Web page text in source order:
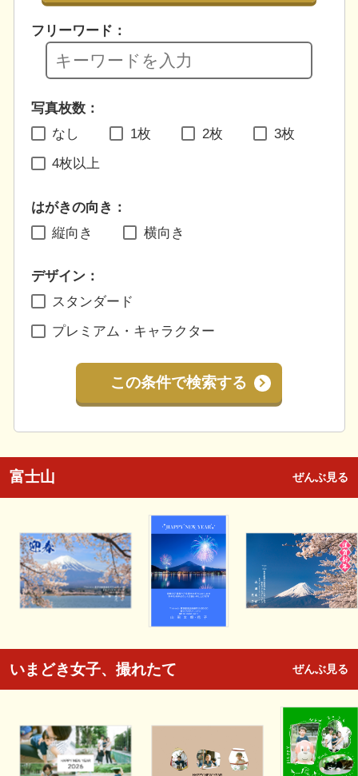
フリーワード：
写真枚数：
なし
1枚 2枚 3枚
4枚以上
はがきの向き：
縦向き
横向き
デザイン：
スタンダード
プレミアム・キャラクター
この条件で検索する
富士山 ぜんぶ見る
いまどき女子、撮れたて ぜんぶ見る